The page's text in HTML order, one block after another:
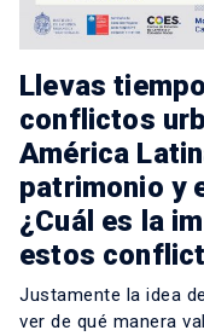
Llevas
conflictos
América
patrimonio y
¿Cuál es la
estos
Justamente la idea
ver de qué manera